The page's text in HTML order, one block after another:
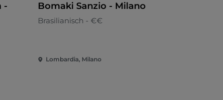
-
Bomaki Sanzio - Milano
Brasilianisch - €€
Lombardia, Milano